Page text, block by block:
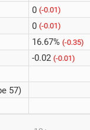
57)
0 (-0.01)
0 (-0.01)
16.67% (-0.35)
-0.02 (-0.01)